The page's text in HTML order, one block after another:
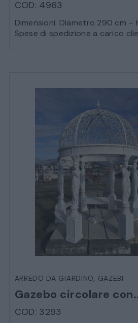
COD: 4963
Dimensioni: Diametro 290 cm –
Spese di spedizione a carico
ARREDO DA GIARDINO, GAZEBI
Gazebo circolare
COD: 3293